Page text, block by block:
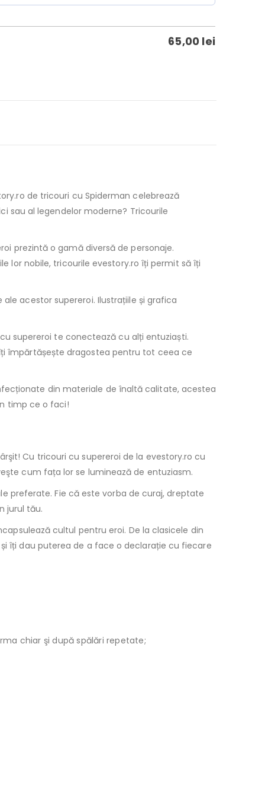
65,00 lei
de tricouri cu Spiderman celebrează
sau al legendelor moderne? Tricourile
prezintă o gamă diversă de personaje.
lor nobile, tricourile evestory.ro îți permit să îți
acestor supereroi. Ilustrațiile și grafica
supereroi te conectează cu alți entuziaști.
împărtășește dragostea pentru tot ceea ce
din materiale de înaltă calitate, acestea
timp ce o faci!
Cu tricouri cu supereroi de la evestory.ro cu
cum fața lor se luminează de entuziasm.
preferate. Fie că este vorba de curaj, dreptate
jurul tău.
cultul pentru eroi. De la clasicele din
îți dau puterea de a face o declarație cu fiecare
chiar şi după spălări repetate;